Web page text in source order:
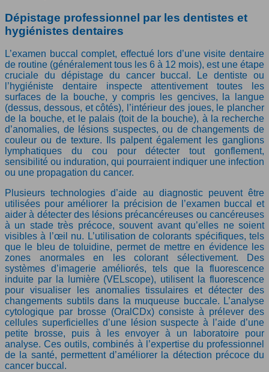
Dépistage professionnel par les dentistes et
hygiénistes dentaires
L’examen buccal complet, effectué lors d’une visite dentaire
de routine (généralement tous les 6 à 12 mois), est une étape
cruciale du dépistage du cancer buccal. Le dentiste ou
l’hygiéniste dentaire inspecte attentivement toutes les
surfaces de la bouche, y compris les gencives, la langue
(dessus, dessous, et côtés), l’intérieur des joues, le plancher
de la bouche, et le palais (toit de la bouche), à la recherche
d’anomalies, de lésions suspectes, ou de changements de
couleur ou de texture. Ils palpent également les ganglions
lymphatiques du cou pour détecter tout gonflement,
sensibilité ou induration, qui pourraient indiquer une infection
ou une propagation du cancer.
Plusieurs technologies d’aide au diagnostic peuvent être
utilisées pour améliorer la précision de l’examen buccal et
aider à détecter des lésions précancéreuses ou cancéreuses
à un stade très précoce, souvent avant qu’elles ne soient
visibles à l’œil nu. L’utilisation de colorants spécifiques, tels
que le bleu de toluidine, permet de mettre en évidence les
zones anormales en les colorant sélectivement. Des
systèmes d’imagerie améliorés, tels que la fluorescence
induite par la lumière (VELscope), utilisent la fluorescence
pour visualiser les anomalies tissulaires et détecter des
changements subtils dans la muqueuse buccale. L’analyse
cytologique par brosse (OralCDx) consiste à prélever des
cellules superficielles d’une lésion suspecte à l’aide d’une
petite brosse, puis à les envoyer à un laboratoire pour
analyse. Ces outils, combinés à l’expertise du professionnel
de la santé, permettent d’améliorer la détection précoce du
cancer buccal.